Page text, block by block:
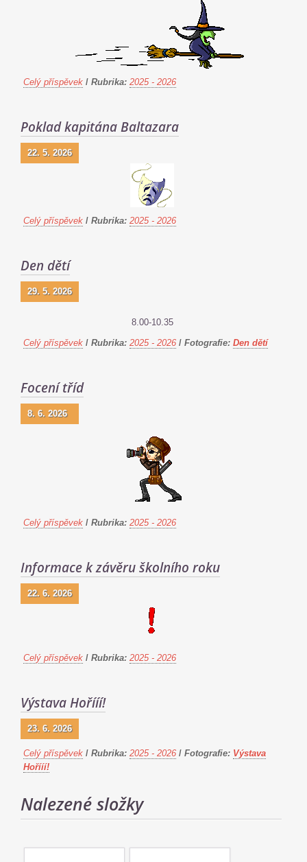
Celý příspěvek / Rubrika: 2025 - 2026
Poklad kapitána Baltazara
22. 5. 2026
Celý příspěvek / Rubrika: 2025 - 2026
Den dětí
29. 5. 2026
8.00-10.35
Celý příspěvek / Rubrika: 2025 - 2026 / Fotografie: Den dětí
Focení tříd
8. 6. 2026
Celý příspěvek / Rubrika: 2025 - 2026
Informace k závěru školního roku
22. 6. 2026
Celý příspěvek / Rubrika: 2025 - 2026
Výstava Hořííí!
23. 6. 2026
Celý příspěvek / Rubrika: 2025 - 2026 / Fotografie: Výstava
Hořííí!
Nalezené složky